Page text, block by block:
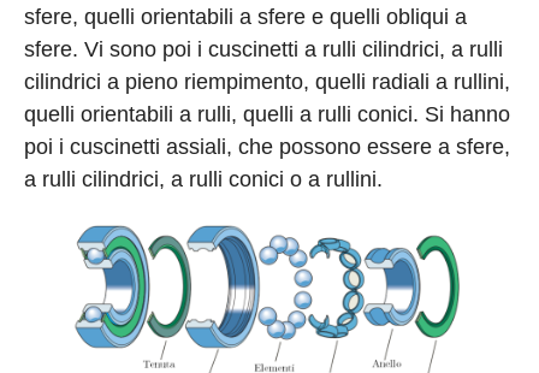
sfere, quelli orientabili a sfere e quelli obliqui a
sfere. Vi sono poi i cuscinetti a rulli cilindrici, a rulli
cilindrici a pieno riempimento, quelli radiali a rullini,
quelli orientabili a rulli, quelli a rulli conici. Si hanno
poi i cuscinetti assiali, che possono essere a sfere,
a rulli cilindrici, a rulli conici o a rullini.